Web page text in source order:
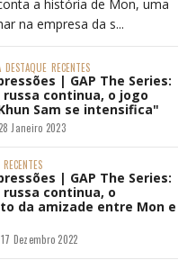
a história de Mon, uma
na empresa da s...
DESTAQUE RECENTES
| GAP The Series:
russa continua, o jogo
Sam se intensifica"
28 Janeiro 2023
RECENTES
| GAP The Series:
russa continua, o
da amizade entre Mon e
17 Dezembro 2022